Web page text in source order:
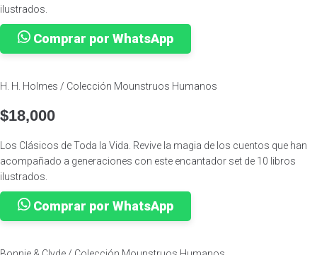
ilustrados.
Comprar por WhatsApp
H. H. Holmes / Colección Mounstruos Humanos
$18,000
Los Clásicos de Toda la Vida. Revive la magia de los cuentos que han
acompañado a generaciones con este encantador set de 10 libros
ilustrados.
Comprar por WhatsApp